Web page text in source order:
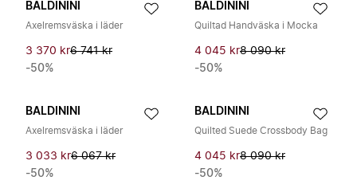
BALDININI
Axelremsväska i läder
3 370 kr6 741 kr
-50%
BALDININI
Quiltad Handväska i Mocka
4 045 kr8 090 kr
-50%
BALDININI
Axelremsväska i läder
3 033 kr6 067 kr
-50%
BALDININI
Quilted Suede Crossbody Bag
4 045 kr8 090 kr
-50%